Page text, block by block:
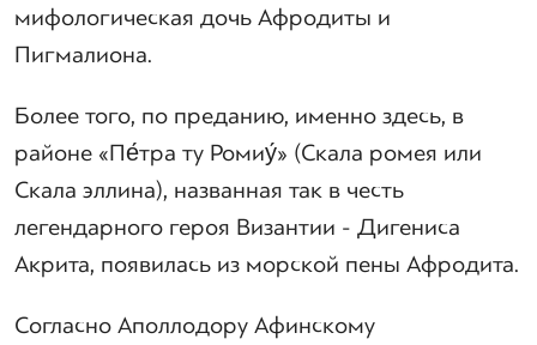
мифологическая дочь Афродиты и
Пигмалиона.
Более того, по преданию, именно здесь, в
районе «Пе́тра ту Ромиу́» (Скала ромея или
Скала эллина), названная так в честь
легендарного героя Византии - Дигениса
Акрита, появилась из морской пены Афродита.
Согласно Аполлодору Афинскому